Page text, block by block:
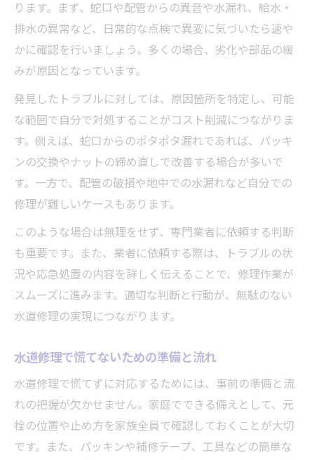
ります。まず、蛇口や配管からの異音や水漏れ、給水・
排水の異常など、日常的な点検で異変に気づいたら速や
かに確認を行いましょう。多くの場合、劣化や部品の緩
みが原因となっています。
発見したトラブルに対しては、原因箇所を特定し、可能
な範囲で自分で対処することがコスト削減につながりま
す。例えば、蛇口からのポタポタ漏れであれば、パッキ
ンの交換やナットの締め直しで改善する場合が多いで
す。一方で、配管の破損や地中での水漏れなど自分での
修理が難しいケースもあります。
このような場合は無理をせず、専門業者に依頼する判断
も重要です。また、業者に依頼する際は、トラブルの状
況や応急処置の内容を詳しく伝えることで、修理作業が
スムーズに進みます。適切な判断と行動が、無駄のない
水道修理の実現につながります。
水道修理で慌てないための準備と流れ
水道修理で慌てずに対応するためには、事前の準備と流
れの把握が欠かせません。家庭でできる備えとして、元
栓の位置や止め方を家族全員で確認しておくことが大切
です。また、パッキンや補修テープ、工具などの簡単な